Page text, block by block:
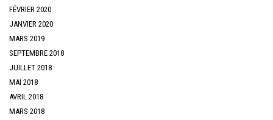
FÉVRIER 2020
JANVIER 2020
MARS 2019
SEPTEMBRE 2018
JUILLET 2018
MAI 2018
AVRIL 2018
MARS 2018